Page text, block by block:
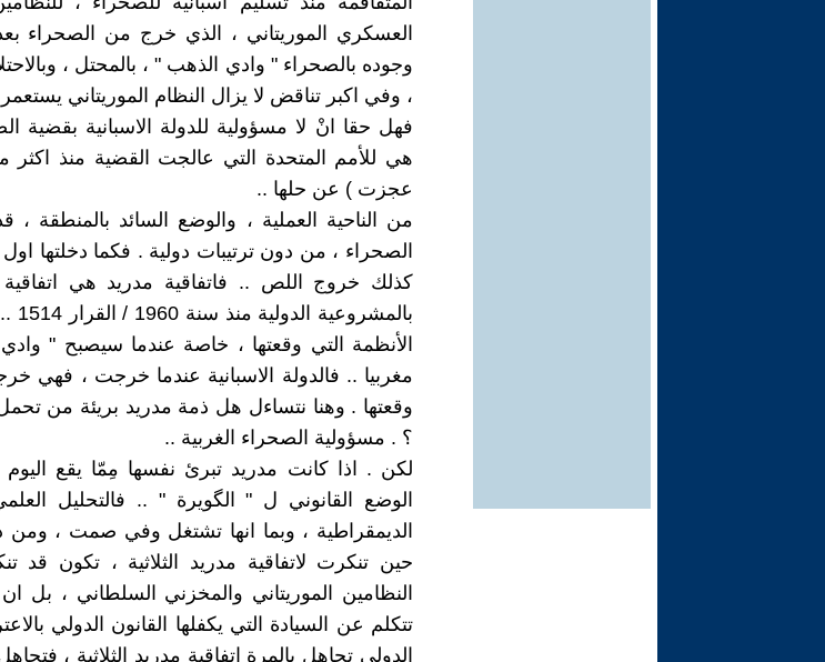
العسكري الموريتاني ، الذي خرج من الصحراء
وجوده بالصحراء " وادي الذهب " ، بالمحتل ،
، وفي اكبر تناقض لا يزال النظام الموريتاني
فهل حقا انْ لا مسؤولية للدولة الاسبانية بقضية
عجزت ) عن حلها ..
من الناحية العملية ، والوضع السائد بالمنطقة
الصحراء ، من دون ترتيبات دولية . فكما دخلتها
كذلك خروج اللص .. فاتفاقية مدريد هي
الأنظمة التي وقعتها ، خاصة عندما سيصبح " وادي
مغربيا .. فالدولة الاسبانية عندما خرجت ، فهي
وقعتها . وهنا نتساءل هل ذمة مدريد بريئة من
؟ . مسؤولية الصحراء الغربية ..
لكن . اذا كانت مدريد تبرئ نفسها مِمّا يقع اليوم
الوضع القانوني ل " الگويرة " .. فالتحليل
الديمقراطية ، وبما انها تشتغل وفي صمت ،
حين تنكرت لاتفاقية مدريد الثلاثية ، تكون قد
النظامين الموريتاني والمخزني السلطاني ، بل ان
تتكلم عن السيادة التي يكفلها القانون الدولي
الدولي تجاهل بالمرة اتفاقية مدريد الثلاثية ،